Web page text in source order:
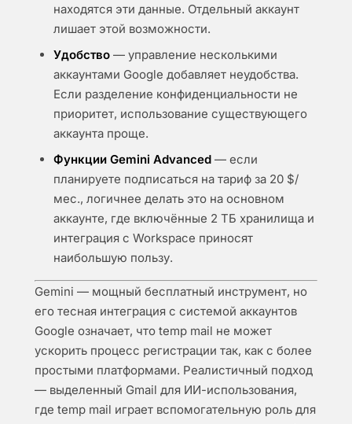
находятся эти данные. Отдельный аккаунт
лишает этой возможности.
Удобство — управление несколькими
аккаунтами Google добавляет неудобства.
Если разделение конфиденциальности не
приоритет, использование существующего
аккаунта проще.
Функции Gemini Advanced — если
планируете подписаться на тариф за 20 $/
мес., логичнее делать это на основном
аккаунте, где включённые 2 ТБ хранилища и
интеграция с Workspace приносят
наибольшую пользу.
Gemini — мощный бесплатный инструмент, но
его тесная интеграция с системой аккаунтов
Google означает, что temp mail не может
ускорить процесс регистрации так, как с более
простыми платформами. Реалистичный подход
— выделенный Gmail для ИИ-использования,
где temp mail играет вспомогательную роль для